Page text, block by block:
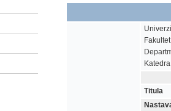
Titula